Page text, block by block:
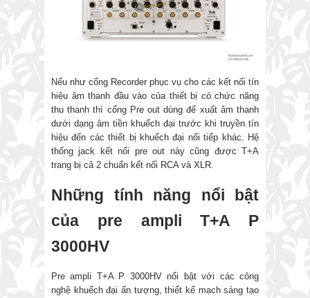
Nếu như cổng Recorder phục vụ cho các kết nối tín
hiệu âm thanh đầu vào của thiết bị có chức năng
thu thanh thì cổng Pre out dùng để xuất âm thanh
dưới dạng âm tiền khuếch đại trước khi truyền tín
hiệu đến các thiết bị khuếch đại nối tiếp khác. Hệ
thống jack kết nối pre out này cũng được T+A
trang bị cả 2 chuẩn kết nối RCA và XLR.
Những tính năng nổi bật
của pre ampli T+A P
3000HV
Pre ampli T+A P 3000HV nổi bật với các công
nghệ khuếch đại ấn tượng, thiết kế mạch sáng tạo